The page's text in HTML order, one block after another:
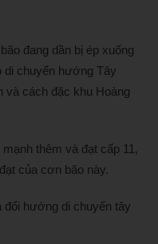
đang dần bị ép xuống
di chuyển hướng Tây
và cách đặc khu Hoàng
thêm và đạt cấp 11,
của cơn bão này.
đổi hướng di chuyển tây